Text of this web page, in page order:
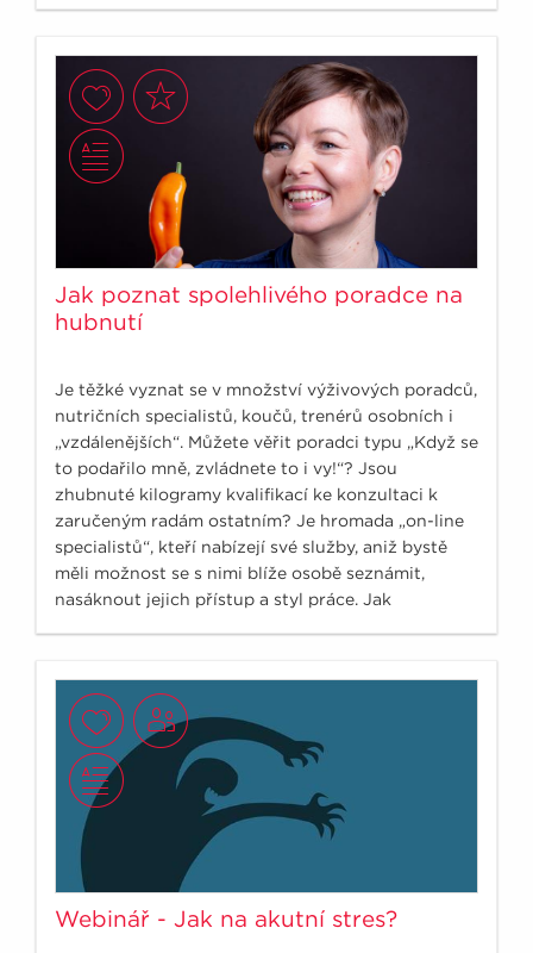
Jak poznat spolehlivého poradce na
hubnutí
Je těžké vyznat se v množství výživových poradců,
nutričních specialistů, koučů, trenérů osobních i
„vzdálenějších“. Můžete věřit poradci typu „Když se
to podařilo mně, zvládnete to i vy!“? Jsou
zhubnuté kilogramy kvalifikací ke konzultaci k
zaručeným radám ostatním? Je hromada „on-line
specialistů“, kteří nabízejí své služby, aniž bystě
měli možnost se s nimi blíže osobě seznámit,
nasáknout jejich přístup a styl práce. Jak
Webinář - Jak na akutní stres?